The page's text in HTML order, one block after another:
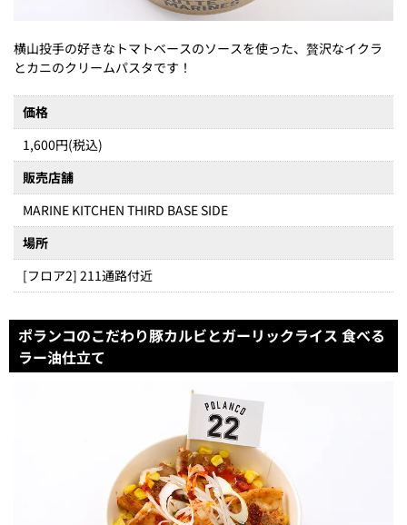
横山投手の好きなトマトベースのソースを使った、贅沢なイクラ
とカニのクリームパスタです！
価格
1,600円(税込)
販売店舗
MARINE KITCHEN THIRD BASE SIDE
場所
[フロア2] 211通路付近
ポランコのこだわり豚カルビとガーリックライス 食べる
ラー油仕立て